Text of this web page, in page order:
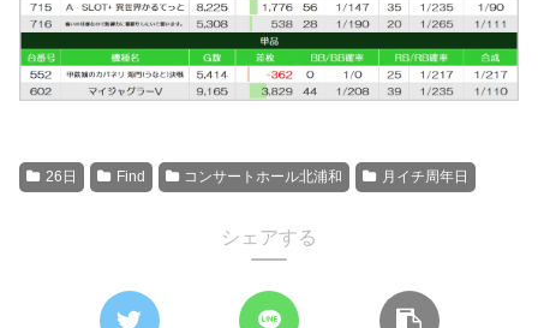
26日 Find コンサートホール北浦和 月イチ周年日
シェアする